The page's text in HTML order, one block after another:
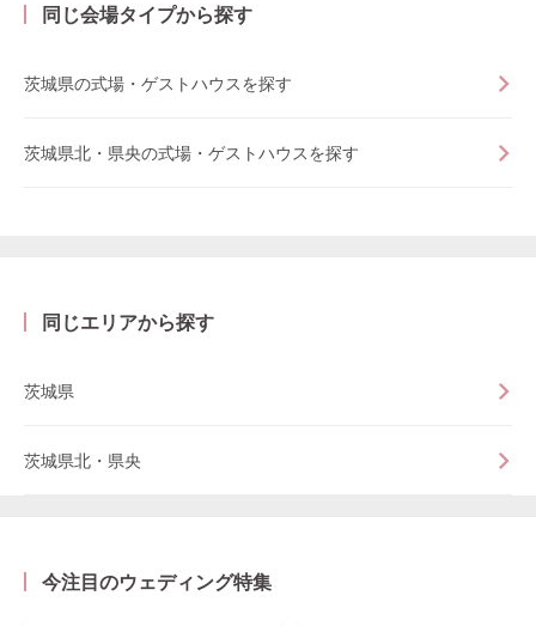
同じ会場タイプから探す
茨城県の式場・ゲストハウスを探す
茨城県北・県央の式場・ゲストハウスを探す
同じエリアから探す
茨城県
茨城県北・県央
今注目のウェディング特集